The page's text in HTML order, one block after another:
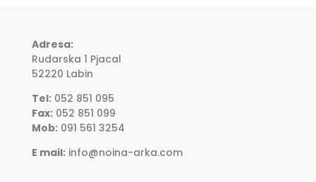
Adresa:
Rudarska 1 Pjacal
52220 Labin
Tel:052 851 095
Fax:052 851 099
Mob:091 561 3254
E mail: info@noina-arka.com